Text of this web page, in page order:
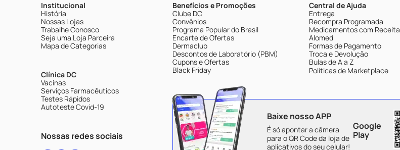
Institucional
História
Nossas Lojas
Trabalhe Conosco
Seja uma Loja Parceira
Mapa de Categorias
Clínica DC
Vacinas
Serviços Farmacêuticos
Testes Rápidos
Autoteste Covid-19
Nossas redes sociais
Benefícios e Promoções
Clube DC
Convênios
Programa Popular do Brasil
Encarte de Ofertas
Dermaclub
Descontos de Laboratório (PBM)
Cupons e Ofertas
Black Friday
Central de Ajuda
Entrega
Recompra Programada
Medicamentos com Receita
Alomed
Formas de Pagamento
Troca e Devolução
Bulas de A a Z
Políticas de Marketplace
Baixe nosso APP
É só apontar a câmera
para o QR Code da loja de
aplicativos do seu celular!
Google
Play